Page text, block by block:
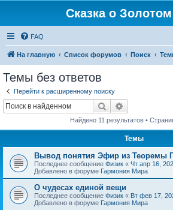
Сказка о
FAQ
На главную Список форумов Поиск
Темы без ответов
Перейти к расширенному поиску
Поиск
Найдено 11 результатов •
Темы
Вывод понятия Эфир из Теоремы
Последнее сообщение Физик « Чт апр 16,
Добавлено в форуме Гармония Мира
О чудесах единой вещи
Последнее сообщение Физик « Вт фев 17,
Добавлено в форуме Гармония Мира